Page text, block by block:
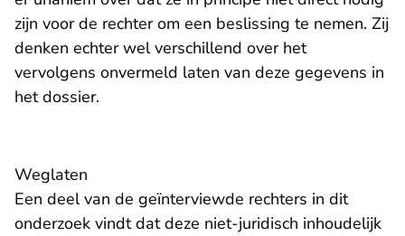
zijn voor de rechter om een beslissing te nemen. Zij
denken echter wel verschillend over het
vervolgens onvermeld laten van deze gegevens in
het dossier.
Weglaten
Een deel van de geïnterviewde rechters in dit
onderzoek vindt dat deze niet-juridisch inhoudelijk